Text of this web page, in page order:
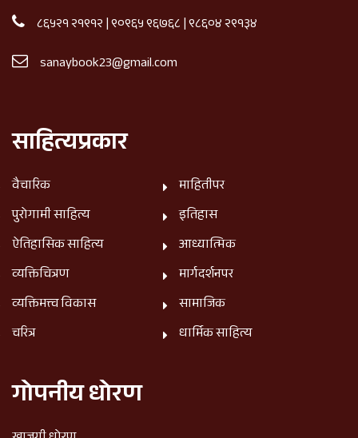
८६५२१ २१९१२|९०९६५ ९६७६८|९८६०४ २९१३४
sanaybook23@gmail.com
साहित्यप्रकार
वैचारिक
पुरोगामी साहित्य
ऐतिहासिक साहित्य
व्यक्तिचित्रण
व्यक्तिमत्त्व विकास
चरित्र
माहितीपर
इतिहास
आध्यात्मिक
मार्गदर्शनपर
सामाजिक
धार्मिक साहित्य
गोपनीय धोरण